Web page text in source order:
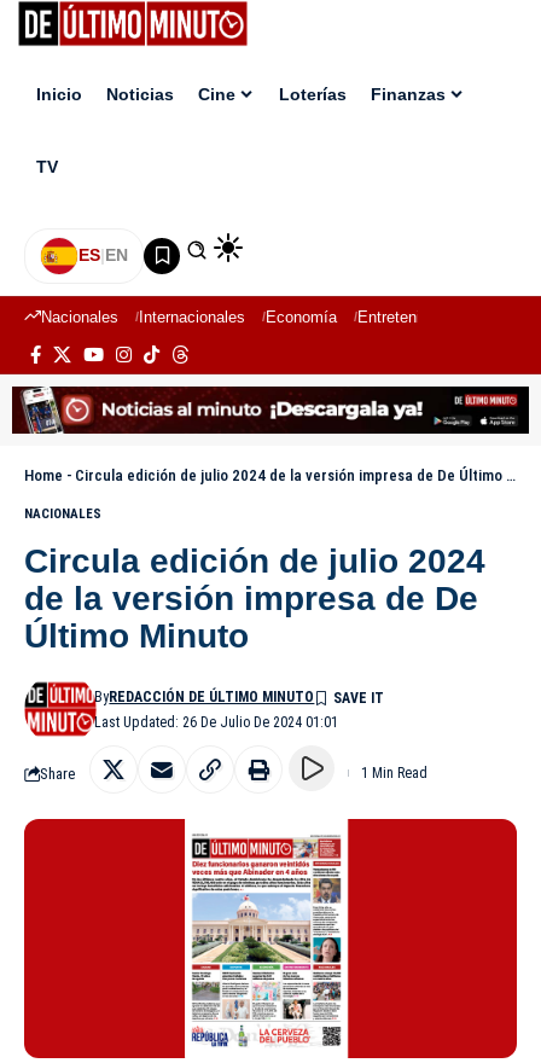
Inicio Noticias Cine Loterías Finanzas
TV
ES|EN
Nacionales Internacionales Economía Entretenimiento
Home - Circula edición de julio 2024 de la versión impresa de De Último Minuto
NACIONALES
Circula edición de julio 2024
de la versión impresa de De
Último Minuto
Last Updated: 26 De Julio De 2024 01:01
ByREDACCIÓN DE ÚLTIMO MINUTO
Share 1 Min Read